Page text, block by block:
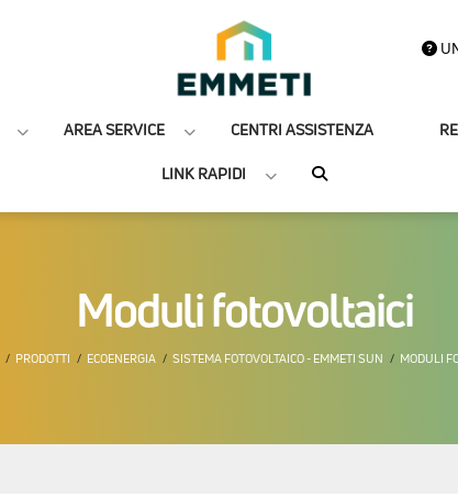
AREA SERVICE CENTRI ASSISTENZA
LINK RAPIDI
Moduli fotovoltaici
PRODOTTI ECOENERGIA SISTEMA FOTOVOLTAICO - EMMETI SUN MODULI